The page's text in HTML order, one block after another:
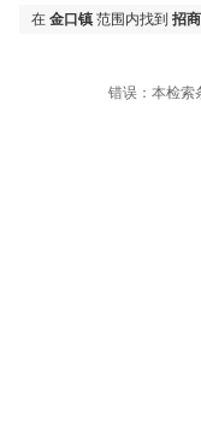
在 金口镇 范围内找到 招
错误：本检索